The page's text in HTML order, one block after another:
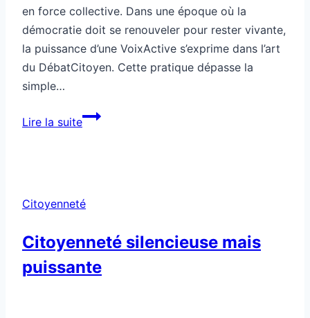
en force collective. Dans une époque où la
démocratie doit se renouveler pour rester vivante,
la puissance d’une VoixActive s’exprime dans l’art
du DébatCitoyen. Cette pratique dépasse la
simple…
Lire la suiteComment
citoyen
impact
Citoyenneté
Citoyenneté silencieuse mais
puissante